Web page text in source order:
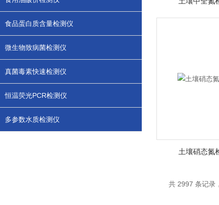
食品蛋白质含量检测仪
微生物致病菌检测仪
真菌毒素快速检测仪
恒温荧光PCR检测仪
多参数水质检测仪
土壤硝态氮
共 2997 条记